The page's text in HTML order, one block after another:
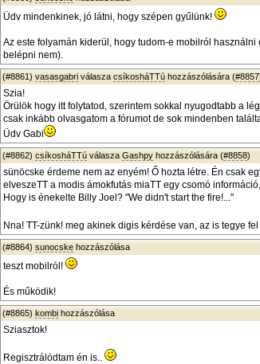
Üdv mindenkinek, jó látni, hogy szépen gyűlünk!
Az este folyamán kiderül, hogy tudom-e mobilról
belépni nem).
(#8861) vasasgabri válasza csíkosháTTú hozzászólására (#8857
Szia!
Örülök hogy itt folytatod, szerintem sokkal nyugodtabb a
csak inkább olvasgatom a fórumot de sok mindenben
Üdv Gabi
(#8862) csíkosháTTú válasza Gashpy hozzászólására (#8858)
sünöcske érdeme nem az enyém! Ő hozta létre. Én csak
elveszeTT a modis ámokfutás miaTT egy csomó
Hogy is énekelte Billy Joel? "We didn't start the fire!..."
Nna! TT-zünk! meg akinek digis kérdése van, az is tegye
(#8864) sunocske hozzászólása
teszt mobilról!
És működik!
(#8865) kombi hozzászólása
Sziasztok!
Regisztrálódtam én is..